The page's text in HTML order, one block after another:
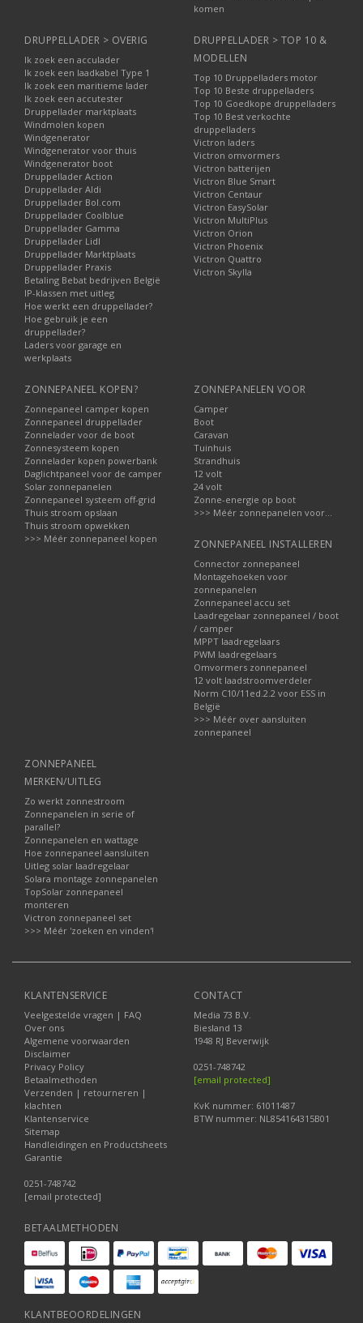
komen
DRUPPELLADER > OVERIG
Ik zoek een acculader
Ik zoek een laadkabel Type 1
Ik zoek een maritieme lader
Ik zoek een accutester
Druppellader marktplaats
Windmolen kopen
Windgenerator
Windgenerator voor thuis
Windgenerator boot
Druppellader Action
Druppellader Aldi
Druppellader Bol.com
Druppellader Coolblue
Druppellader Gamma
Druppellader Lidl
Druppellader Marktplaats
Druppellader Praxis
Betaling Bebat bedrijven België
IP-klassen met uitleg
Hoe werkt een druppellader?
Hoe gebruik je een
druppellader?
Laders voor garage en
werkplaats
DRUPPELLADER > TOP 10 &
MODELLEN
Top 10 Druppelladers motor
Top 10 Beste druppelladers
Top 10 Goedkope druppelladers
Top 10 Best verkochte
druppelladers
Victron laders
Victron omvormers
Victron batterijen
Victron Blue Smart
Victron Centaur
Victron EasySolar
Victron MultiPlus
Victron Orion
Victron Phoenix
Victron Quattro
Victron Skylla
ZONNEPANEEL KOPEN?
Zonnepaneel camper kopen
Zonnepaneel druppellader
Zonnelader voor de boot
Zonnesysteem kopen
Zonnelader kopen powerbank
Daglichtpaneel voor de camper
Solar zonnepanelen
Zonnepaneel systeem off-grid
Thuis stroom opslaan
Thuis stroom opwekken
>>> Méér zonnepaneel kopen
ZONNEPANELEN VOOR
Camper
Boot
Caravan
Tuinhuis
Strandhuis
12 volt
24 volt
Zonne-energie op boot
>>> Méér zonnepanelen voor...
ZONNEPANEEL INSTALLEREN
Connector zonnepaneel
Montagehoeken voor
zonnepanelen
Zonnepaneel accu set
Laadregelaar zonnepaneel / boot
/ camper
MPPT laadregelaars
PWM laadregelaars
Omvormers zonnepaneel
12 volt laadstroomverdeler
Norm C10/11ed.2.2 voor ESS in
België
>>> Méér over aansluiten
zonnepaneel
ZONNEPANEEL
MERKEN/UITLEG
Zo werkt zonnestroom
Zonnepanelen in serie of
parallel?
Zonnepanelen en wattage
Hoe zonnepaneel aansluiten
Uitleg solar laadregelaar
Solara montage zonnepanelen
TopSolar zonnepaneel
monteren
Victron zonnepaneel set
>>> Méér 'zoeken en vinden'!
KLANTENSERVICE
Veelgestelde vragen | FAQ
Over ons
Algemene voorwaarden
Disclaimer
Privacy Policy
Betaalmethoden
Verzenden | retourneren |
klachten
Klantenservice
Sitemap
Handleidingen en Productsheets
Garantie
0251-748742
[email protected]
CONTACT
Media 73 B.V.
Biesland 13
1948 RJ Beverwijk
0251-748742
[email protected]
KvK nummer: 61011487
BTW nummer: NL854164315B01
BETAALMETHODEN
KLANTBEOORDELINGEN